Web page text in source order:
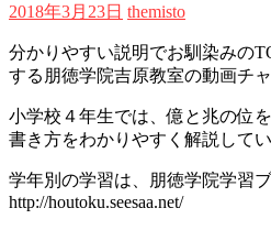
2018年3月23日 themisto
分かりやすい説明でお馴染みの
する朋徳学院吉原教室の動画チャ
小学校４年生では、億と兆の位
書き方をわかりやすく解説してい
学年別の学習は、朋徳学院学習
http://houtoku.seesaa.net/